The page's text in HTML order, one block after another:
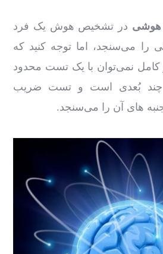
در تشخیص هوش یک فرد
را می‌سنجد، اما توجه کنید که
نمی‌توان با یک تست محدود
بُعدی است و تست ضریب
های آن را می‌سنجد.